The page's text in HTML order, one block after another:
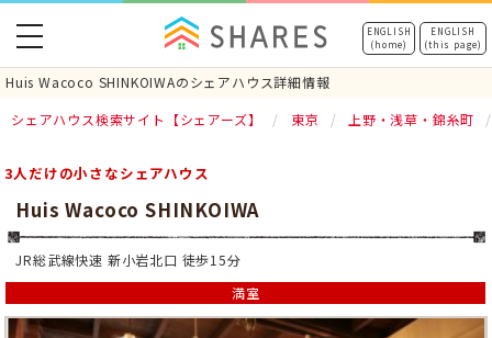
ENGLISH
(home)
ENGLISH
(this page)
Huis Wacoco SHINKOIWAのシェアハウス詳細情報
toggle
navigation
シェアハウス検索サイト【シェアーズ】 東京 上野・浅草・錦糸町
3人だけの小さなシェアハウス
Huis Wacoco SHINKOIWA
JR総武線快速 新小岩北口 徒歩15分
満室